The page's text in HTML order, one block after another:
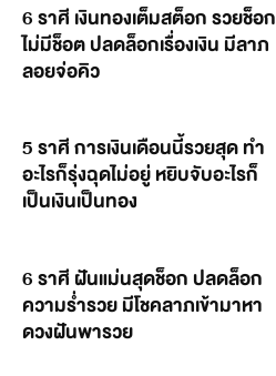
6 ราศี เงินทองเต็มสต็อก รวยช็อก
ไม่มีช็อต ปลดล็อกเรื่องเงิน มีลาภ
ลอยจ่อคิว
5 ราศี การเงินเดือนนี้รวยสุด ทำ
อะไรก็รุ่งฉุดไม่อยู่ หยิบจับอะไรก็
เป็นเงินเป็นทอง
6 ราศี ฝันแม่นสุดช็อก ปลดล็อก
ความร่ำรวย มีโชคลาภเข้ามาหา
ดวงฝันพารวย